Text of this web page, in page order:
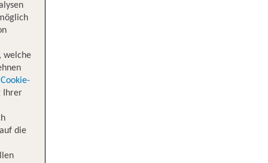
welche
Cookie-
Ihrer
die